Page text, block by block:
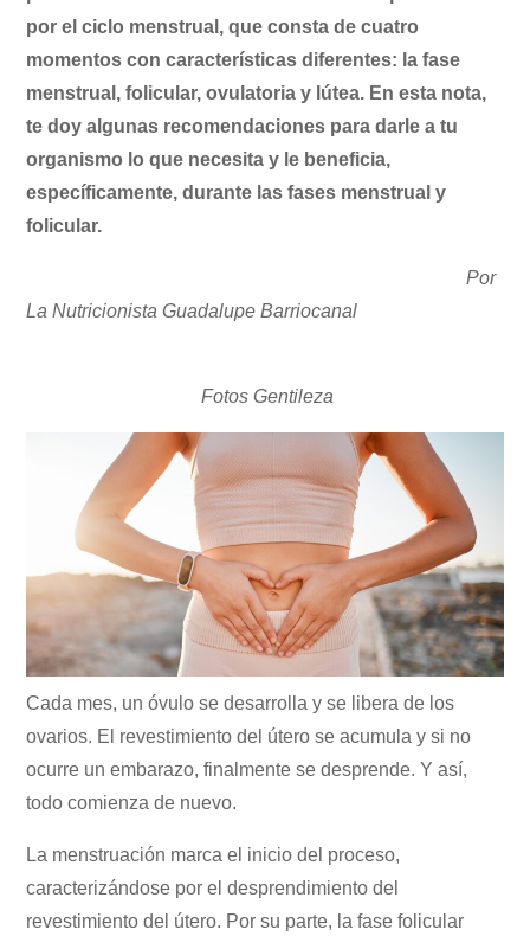
por el ciclo menstrual, que consta de cuatro
momentos con características diferentes: la fase
menstrual, folicular, ovulatoria y lútea. En esta nota,
te doy algunas recomendaciones para darle a tu
organismo lo que necesita y le beneficia,
específicamente, durante las fases menstrual y
folicular.
Por
La Nutricionista Guadalupe Barriocanal
Fotos Gentileza
Cada mes, un óvulo se desarrolla y se libera de los
ovarios. El revestimiento del útero se acumula y si no
ocurre un embarazo, finalmente se desprende. Y así,
todo comienza de nuevo.
La menstruación marca el inicio del proceso,
caracterizándose por el desprendimiento del
revestimiento del útero. Por su parte, la fase folicular